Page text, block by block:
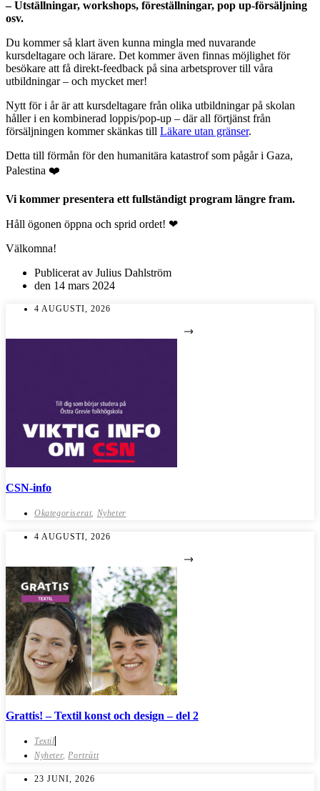
– Utställningar, workshops, föreställningar, pop up-försäljning
osv.
Du kommer så klart även kunna mingla med nuvarande
kursdeltagare och lärare. Det kommer även finnas möjlighet för
besökare att få direkt-feedback på sina arbetsprover till våra
utbildningar – och mycket mer!
Nytt för i år är att kursdeltagare från olika utbildningar på skolan
håller i en kombinerad loppis/pop-up – där all förtjänst från
försäljningen kommer skänkas till Läkare utan gränser.
Detta till förmån för den humanitära katastrof som pågår i Gaza,
Palestina ❤️
Vi kommer presentera ett fullständigt program längre fram.
Håll ögonen öppna och sprid ordet! ❤
Välkomna!
Publicerat av Julius Dahlström
den 14 mars 2024
4 AUGUSTI, 2026
CSN-info
Okategoriserat, Nyheter
4 AUGUSTI, 2026
Grattis! – Textil konst och design – del 2
Textil
Nyheter,Porträtt
23 JUNI, 2026